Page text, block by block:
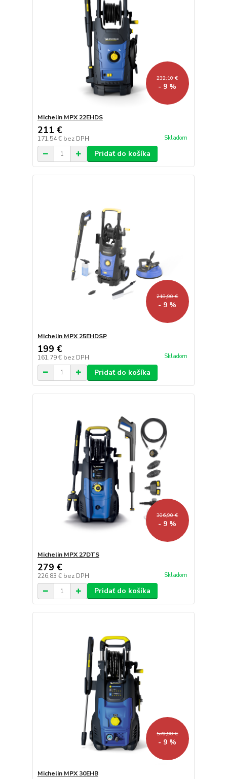
232,10 €
- 9 %
Michelin MPX 22EHDS
211 €
171,54 € bez DPH Skladom
Pridať do košíka
218,90 €
- 9 %
Michelin MPX 25EHDSP
199 €
161,79 € bez DPH Skladom
Pridať do košíka
306,90 €
- 9 %
Michelin MPX 27DTS
279 €
226,83 € bez DPH Skladom
Pridať do košíka
570,90 €
- 9 %
Michelin MPX 30EHB